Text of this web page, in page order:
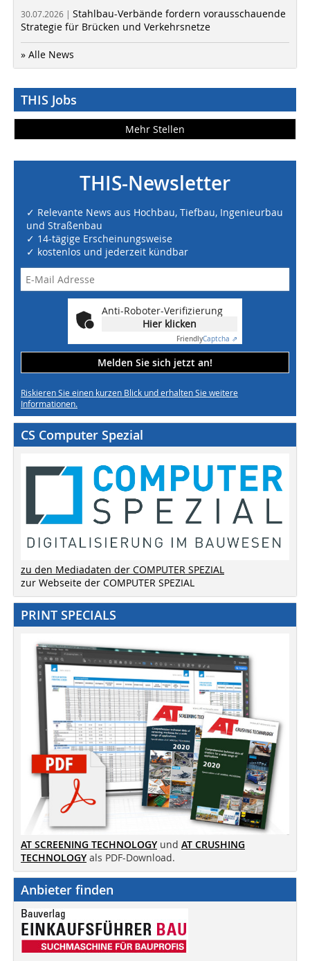
30.07.2026 | Stahlbau-Verbände fordern vorausschauende
Strategie für Brücken und Verkehrsnetze
» Alle News
THIS Jobs
Mehr Stellen
THIS-Newsletter
✓ Relevante News aus Hochbau, Tiefbau, Ingenieurbau
und Straßenbau
✓ 14-tägige Erscheinungsweise
✓ kostenlos und jederzeit kündbar
Anti-Roboter-Verifizierung
Hier klicken
FriendlyCaptcha ⇗
Melden Sie sich jetzt an!
Riskieren Sie einen kurzen Blick und erhalten Sie weitere
Informationen.
CS Computer Spezial
zu den Mediadaten der COMPUTER SPEZIAL
zur Webseite der COMPUTER SPEZIAL
PRINT SPECIALS
AT SCREENING TECHNOLOGY und AT CRUSHING
TECHNOLOGY als PDF-Download.
Anbieter finden